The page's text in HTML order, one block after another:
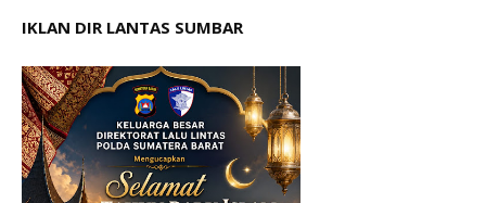
IKLAN DIR LANTAS SUMBAR